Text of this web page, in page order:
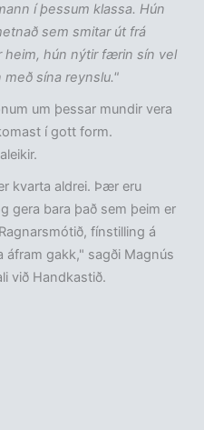
í þessum klassa. Hún
sem smitar út frá
heim, hún nýtir færin sín vel
sína reynslu."
um þessar mundir vera
í gott form.
kvarta aldrei. Þær eru
gera bara það sem þeim er
fínstilling á
gakk," sagði Magnús
við Handkastið.